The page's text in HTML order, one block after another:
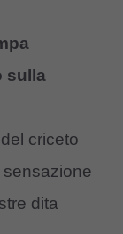
sulla
criceto
dita